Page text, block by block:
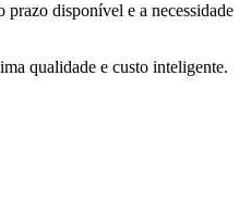
prazo disponível e a necessidade
qualidade e custo inteligente.